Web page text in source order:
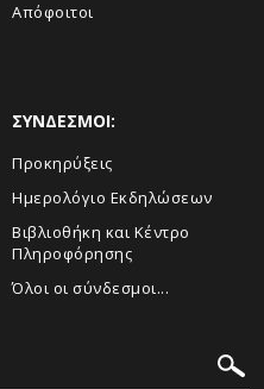
Απόφοιτοι
ΣΥΝΔΕΣΜΟΙ:
Προκηρύξεις
Ημερολόγιο Εκδηλώσεων
Βιβλιοθήκη και Κέντρο
Πληροφόρησης
Όλοι οι σύνδεσμοι...